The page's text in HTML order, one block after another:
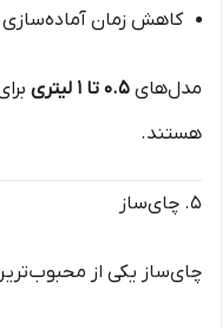
کاهش زمان آماده‌سازی
مدل‌های ۰.۵ تا ۱ لیتری
هستند.
۵. چای‌ساز
چای‌ساز یکی از